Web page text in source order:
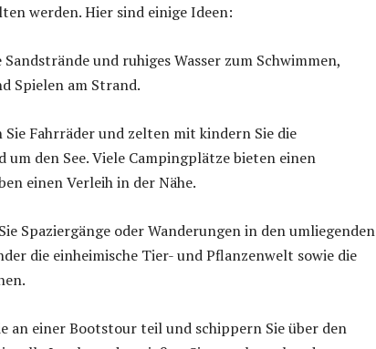
werden. Hier sind einige Ideen:
Sandstrände und ruhiges Wasser zum Schwimmen,
Spielen am Strand.
Sie Fahrräder und zelten mit kindern Sie die
um den See. Viele Campingplätze bieten einen
einen Verleih in der Nähe.
Spaziergänge oder Wanderungen in den umliegenden
die einheimische Tier- und Pflanzenwelt sowie die
an einer Bootstour teil und schippern Sie über den